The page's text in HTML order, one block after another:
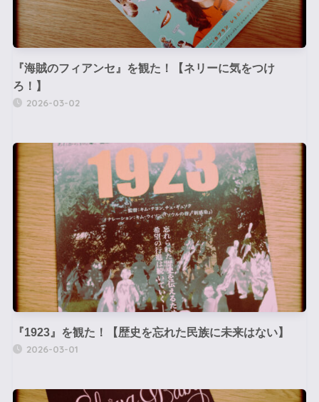
『海賊のフィアンセ』を観た！【ネリーに気をつけ
ろ！】
2026-03-02
『1923』を観た！【歴史を忘れた民族に未来はない】
2026-03-01